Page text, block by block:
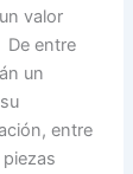
valor
De entre
un
entre